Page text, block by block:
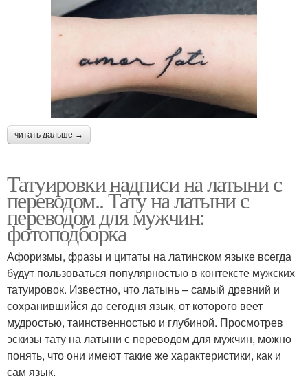
читать дальше →
Татуировки надписи на латыни с
переводом.. Тату на латыни с
переводом для мужчин:
фотоподборка
Афоризмы, фразы и цитаты на латинском языке всегда
будут пользоваться популярностью в контексте мужских
татуировок. Известно, что латынь – самый древний и
сохранившийся до сегодня язык, от которого веет
мудростью, таинственностью и глубиной. Просмотрев
эскизы тату на латыни с переводом для мужчин, можно
понять, что они имеют такие же характеристики, как и
сам язык.